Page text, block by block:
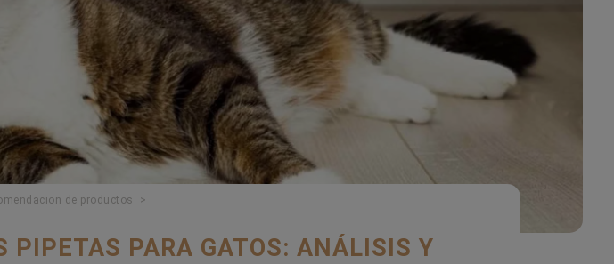
de productos
PIPETAS PARA GATOS: ANÁLISIS Y